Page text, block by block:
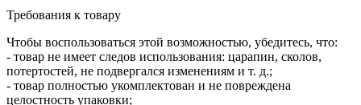
Требования к товару
Чтобы воспользоваться этой возможностью, убедитесь, что:
- товар не имеет следов использования: царапин, сколов,
потертостей, не подвергался изменениям и т. д.;
- товар полностью укомплектован и не повреждена
целостность упаковки;